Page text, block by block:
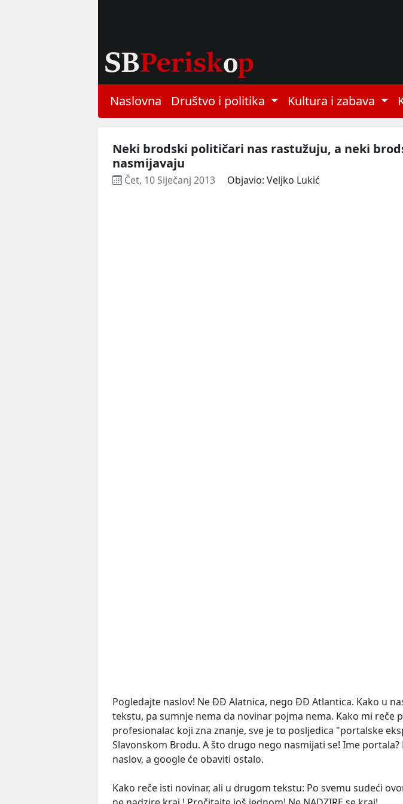
Naslovna Društvo i politika Kultura i zabava
Neki brodski političari nas rastužuju, a neki
nasmijavaju
Čet, 10 Siječanj 2013 Objavio: Veljko Lukić
Pogledajte naslov! Ne ĐĐ Alatnica, nego ĐĐ Atlantica. Kako u
tekstu, pa sumnje nema da novinar pojma nema. Kako mi reče
profesionalac koji zna znanje, sve je to posljedica "portalske
Slavonskom Brodu. A što drugo nego nasmijati se! Ime portala?
naslov, a google će obaviti ostalo.
Kako reče isti novinar, ali u drugom tekstu: Po svemu sudeći